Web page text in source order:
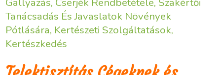
Tanácsadás És Javaslatok Növények
Pótlására, Kertészeti Szolgáltatások,
Kertészkedés